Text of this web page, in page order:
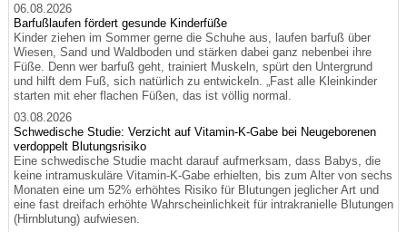
06.08.2026
Barfußlaufen fördert gesunde Kinderfüße
Kinder ziehen im Sommer gerne die Schuhe aus, laufen barfuß über
Wiesen, Sand und Waldboden und stärken dabei ganz nebenbei ihre
Füße. Denn wer barfuß geht, trainiert Muskeln, spürt den Untergrund
und hilft dem Fuß, sich natürlich zu entwickeln. „Fast alle Kleinkinder
starten mit eher flachen Füßen, das ist völlig normal.
03.08.2026
Schwedische Studie: Verzicht auf Vitamin-K-Gabe bei Neugeborenen
verdoppelt Blutungsrisiko
Eine schwedische Studie macht darauf aufmerksam, dass Babys, die
keine intramuskuläre Vitamin-K-Gabe erhielten, bis zum Alter von sechs
Monaten eine um 52% erhöhtes Risiko für Blutungen jeglicher Art und
eine fast dreifach erhöhte Wahrscheinlichkeit für intrakranielle Blutungen
(Hirnblutung) aufwiesen.